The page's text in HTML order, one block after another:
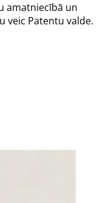
amatniecībā un
veic Patentu valde.